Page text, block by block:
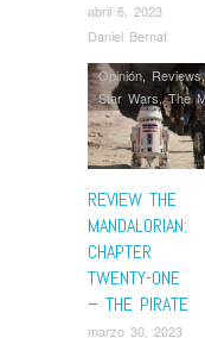
abril 6, 2023
Daniel Bernat
REVIEW THE
MANDALORIAN:
CHAPTER
TWENTY-ONE
– THE PIRATE
marzo 30, 2023
Opinión,Reviews
Star Wars,The